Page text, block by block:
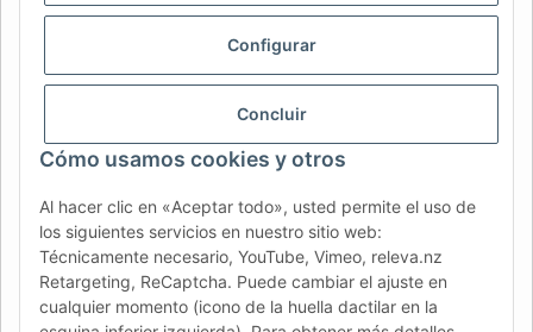
Configurar
Concluir
Cómo usamos cookies y otros
Al hacer clic en «Aceptar todo», usted permite el uso de
los siguientes servicios en nuestro sitio web:
Técnicamente necesario, YouTube, Vimeo, releva.nz
Retargeting, ReCaptcha. Puede cambiar el ajuste en
cualquier momento (icono de la huella dactilar en la
DE AT CH (DE) CH (FR)
BE (NL)
CZ
RO HR
AFATEK México| Su experto en refacciones para remolques